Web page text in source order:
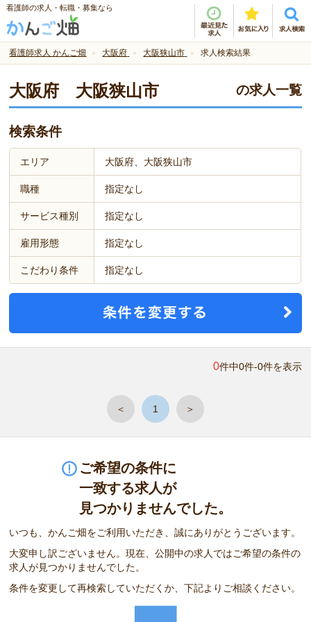
看護師の求人・転職・募集なら
看護師求人 かんご畑 大阪府 大阪狭山市 求人検索結果
大阪府 大阪狭山市 の求人一覧
検索条件
エリア 大阪府、大阪狭山市
職種 指定なし
サービス種別 指定なし
雇用形態 指定なし
こだわり条件 指定なし
0件中0件-0件を表示
＜ 1 ＞
ご希望の条件に
一致する求人が
見つかりませんでした。
いつも、かんご畑をご利用いただき、誠にありがとうございます。
大変申し訳ございません。現在、公開中の求人ではご希望の条件の
求人が見つかりませんでした。
条件を変更して再検索していただくか、下記よりご相談ください。